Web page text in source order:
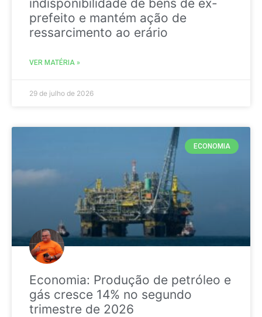
indisponibilidade de bens de ex-
prefeito e mantém ação de
ressarcimento ao erário
VER MATÉRIA »
29 de julho de 2026
ECONOMIA
Economia: Produção de petróleo e
gás cresce 14% no segundo
trimestre de 2026